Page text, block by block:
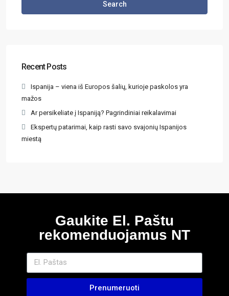
Search
Recent Posts
Ispanija – viena iš Europos šalių, kurioje paskolos yra
mažos
Ar persikeliate į Ispaniją? Pagrindiniai reikalavimai
Ekspertų patarimai, kaip rasti savo svajonių Ispanijos
miestą
Gaukite El. Paštu
rekomenduojamus NT
Prenumeruoti